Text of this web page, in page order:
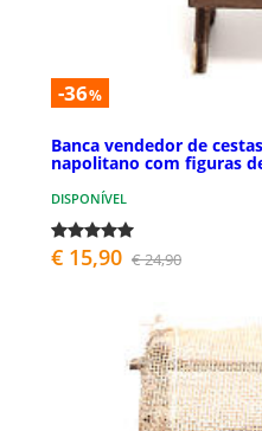
-36%
Banca vendedor de
napolitano com figuras
DISPONÍVEL
€ 15,90 € 24,90